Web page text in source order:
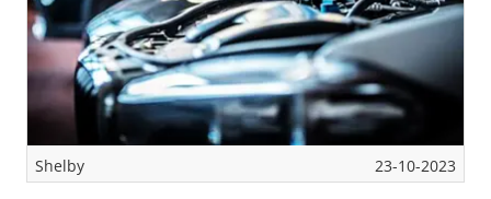
Shelby 23-10-2023